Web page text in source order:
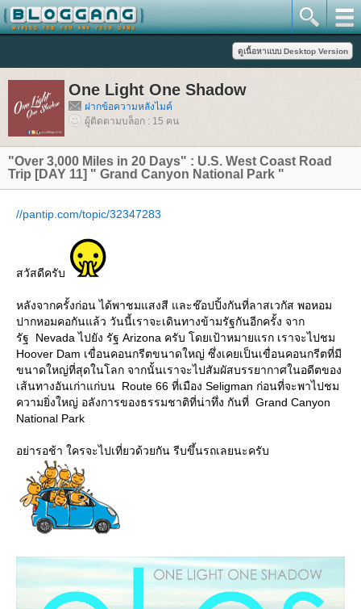
One Light One Shadow
ฝากข้อความหลังไมค์
ผู้ติดตามบล็อก : 15 คน
"Over 3,000 Miles in 20 Days" : U.S. West Coast Road
Trip [DAY 11] " Grand Canyon National Park "
//pantip.com/topic/32347283
สวัสดีครับ
หลังจากครั้งก่อน ได้พาชมแสงสี และช๊อปปิ้งกันที่ลาสเวกัส พอหอม
ปากหอมคอกันแล้ว วันนี้เราจะเดินทางข้ามรัฐกันอีกครั้ง จาก
รัฐ Nevada ไปยัง รัฐ Arizona ครับ โดยเป้าหมายแรก เราจะไปชม
Hoover Dam เขื่อนคอนกรีตขนาดใหญ่ ซึ่งเคยเป็นเขื่อนคอนกรีตที่มี
ขนาดใหญ่ที่สุดในโลก จากนั้นเราจะไปสัมผัสบรรยากาศในอดีตของ
เส้นทางอันเก่าแก่บน Route 66 ที่เมือง Seligman ก่อนที่จะพาไปชม
ความยิ่งใหญ่ อลังการของธรรมชาติที่น่าทึ่ง กันที่ Grand Canyon
National Park
อย่ารอช้า ใครจะไปเที่ยวด้วยกัน รีบขึ้นรถเลยนะครับ